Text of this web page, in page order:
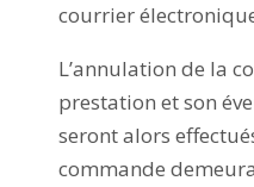
courrier
L’annulation de la
prestation et son
seront alors
commande